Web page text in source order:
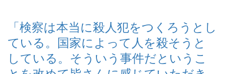
「検察は本当に殺人犯をつくろうとし
ている。国家によって人を殺そうと
している。そういう事件だというこ